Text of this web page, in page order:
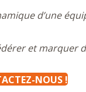
d’une
et marquer
NOUS !